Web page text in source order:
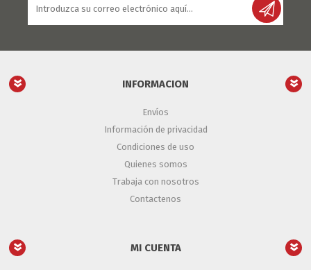
INFORMACION
Envíos
Información de privacidad
Condiciones de uso
Quienes somos
Trabaja con nosotros
Contactenos
MI CUENTA